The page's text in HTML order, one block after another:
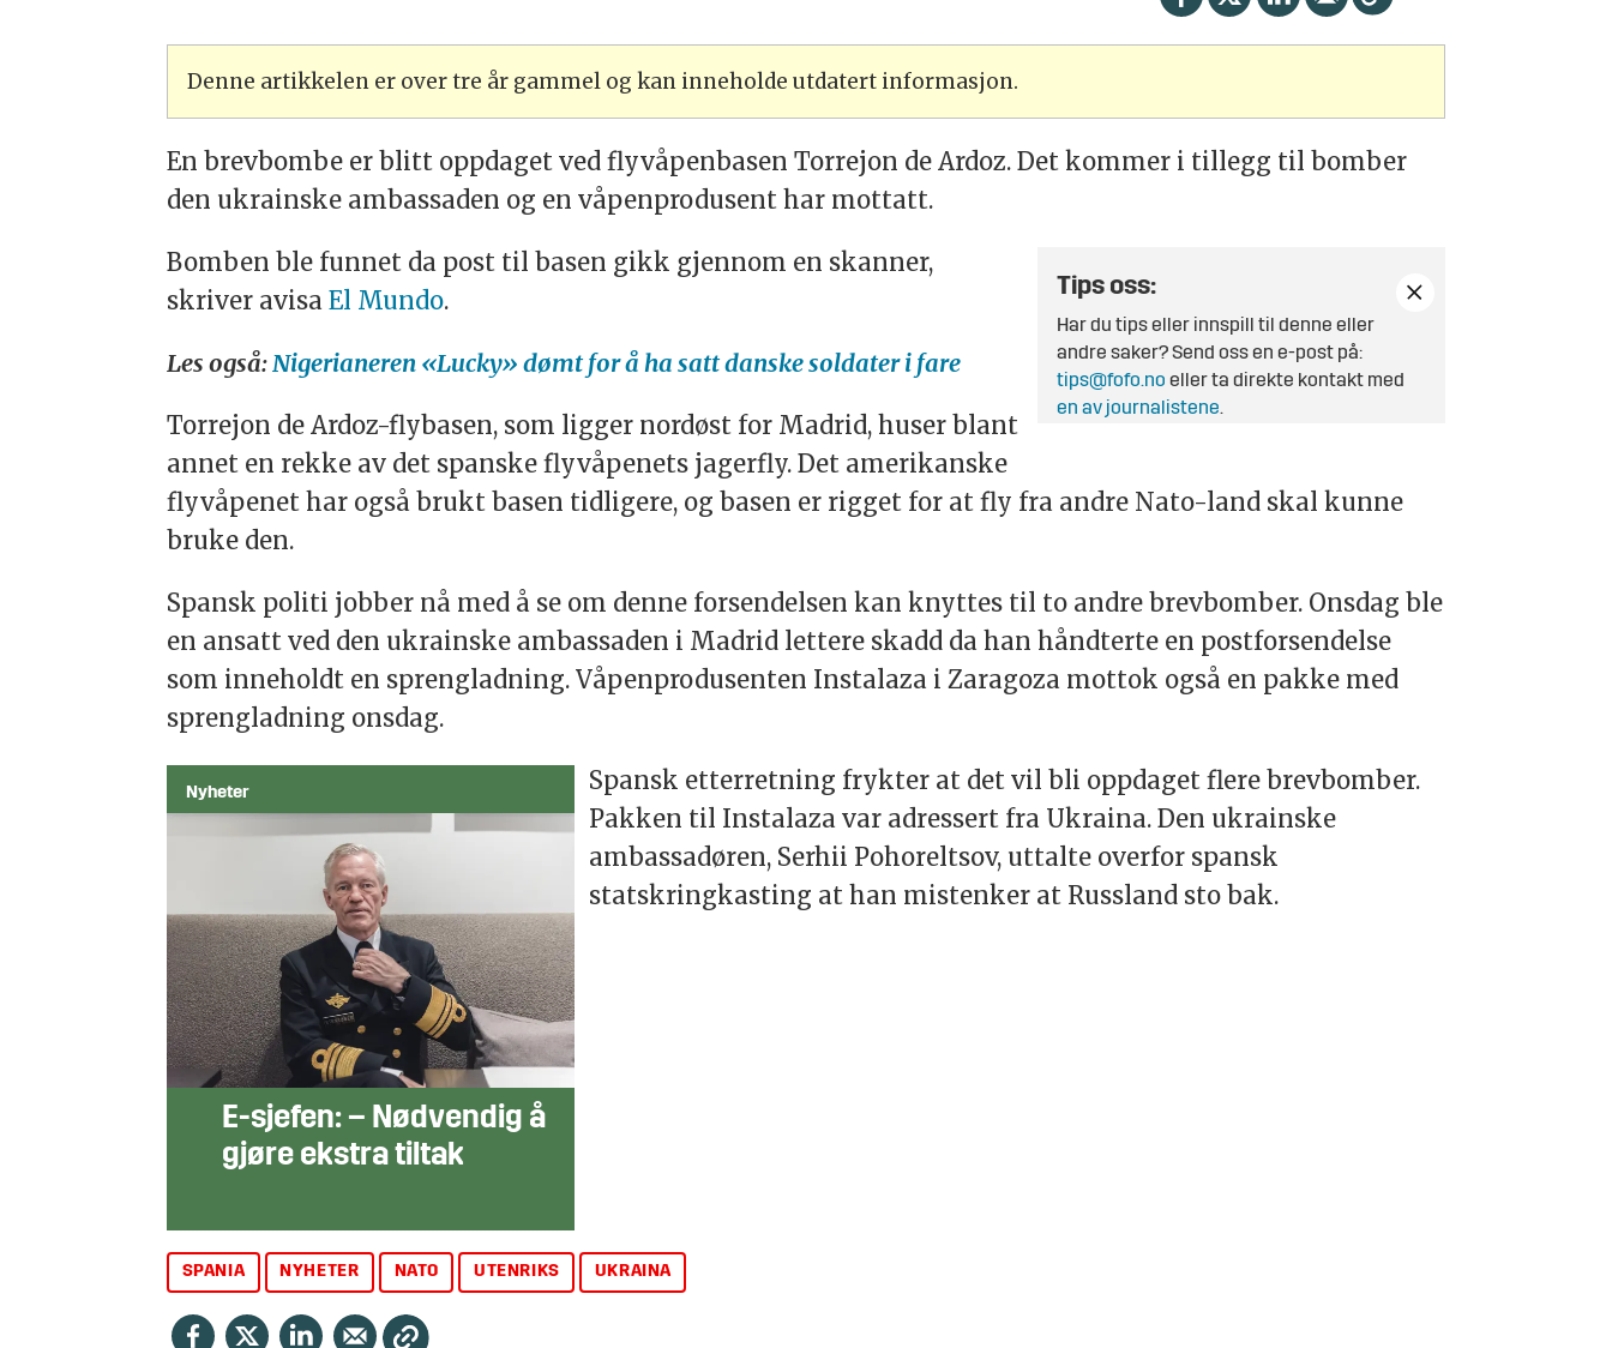
Denne artikkelen er over tre år gammel og kan inneholde utdatert informasjon.
En brevbombe er blitt oppdaget ved flyvåpenbasen Torrejon de Ardoz. Det kommer i tillegg til bomber
den ukrainske ambassaden og en våpenprodusent har mottatt.
Tips oss:
Har du tips eller innspill til denne eller
andre saker? Send oss en e-post på:
tips@fofo.no eller ta direkte kontakt med
en av journalistene.
Bomben ble funnet da post til basen gikk gjennom en skanner,
skriver avisaEl Mundo.
Les også: Nigerianeren «Lucky» dømt for å ha satt danske soldater i fare
Torrejon de Ardoz-flybasen, som ligger nordøst for Madrid, huser blant
annet en rekke av det spanske flyvåpenets jagerfly. Det amerikanske
flyvåpenet har også brukt basen tidligere, og basen er rigget for at fly fra andre Nato-land skal kunne
bruke den.
Spansk politi jobber nå med å se om denne forsendelsen kan knyttes til to andre brevbomber. Onsdag ble
en ansatt ved den ukrainske ambassaden i Madrid lettere skadd da han håndterte en postforsendelse
som inneholdt en sprengladning. Våpenprodusenten Instalaza i Zaragoza mottok også en pakke med
sprengladning onsdag.
Nyheter
E-sjefen: – Nødvendig å
gjøre ekstra tiltak
Spansk etterretning frykter at det vil bli oppdaget flere brevbomber.
Pakken til Instalaza var adressert fra Ukraina. Den ukrainske
ambassadøren, Serhii Pohoreltsov, uttalte overfor spansk
statskringkasting at han mistenker at Russland sto bak.
SPANIA NYHETER NATO UTENRIKS UKRAINA